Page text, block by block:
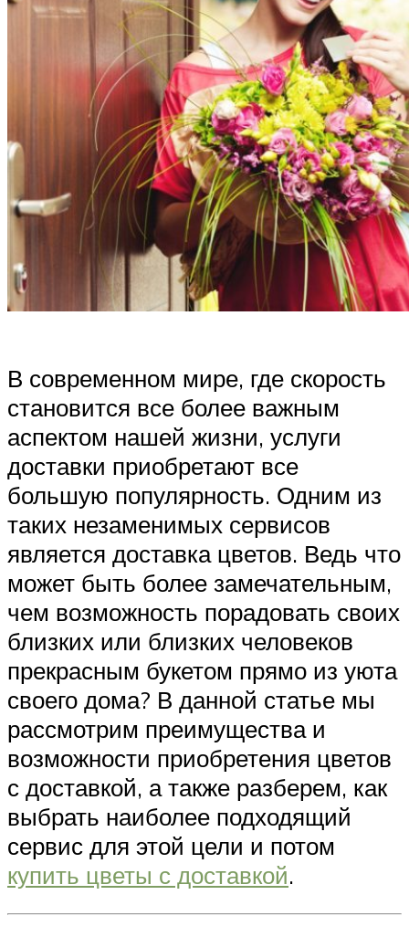
В современном мире, где скорость
становится все более важным
аспектом нашей жизни, услуги
доставки приобретают все
большую популярность. Одним из
таких незаменимых сервисов
является доставка цветов. Ведь что
может быть более замечательным,
чем возможность порадовать своих
близких или близких человеков
прекрасным букетом прямо из уюта
своего дома? В данной статье мы
рассмотрим преимущества и
возможности приобретения цветов
с доставкой, а также разберем, как
выбрать наиболее подходящий
сервис для этой цели и потом
купить цветы с доставкой.